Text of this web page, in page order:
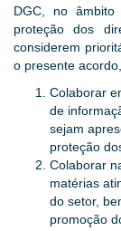
DGC, no
proteção dos
considerem
o presente
Colaborar
de
sejam
proteção
Colaborar
matérias
do setor,
promoção